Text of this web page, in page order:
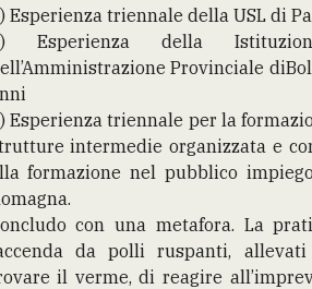
Esperienza triennale della USL di
Esperienza della
Provinciale
Esperienza triennale per la
intermedie organizzata e
formazione nel pubblico
con una metafora. La
da polli ruspanti,
il verme, di reagire